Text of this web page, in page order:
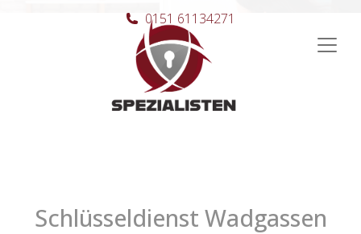
Hauptnavigation
0151 61134271
Schlüsseldienst Wadgassen